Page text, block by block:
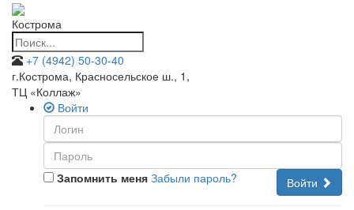
Кострома
+7 (4942) 50-30-40
г.Кострома, Красносельское ш., 1 ,
ТЦ «Коллаж»
Войти
Запомнить меня Войти
Забыли пароль?